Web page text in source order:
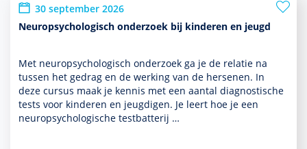
30 september 2026
Neuropsychologisch onderzoek bij kinderen en jeugd
Met neuro­psycho­logisch onder­zoek ga je de relatie na
tussen het gedrag en de werking van de hersenen. In
deze cursus maak je kennis met een aantal diag­nos­tische
tests voor kin­de­ren en jeugdigen. Je leert hoe je een
neuro­psycho­logische testbatterij …